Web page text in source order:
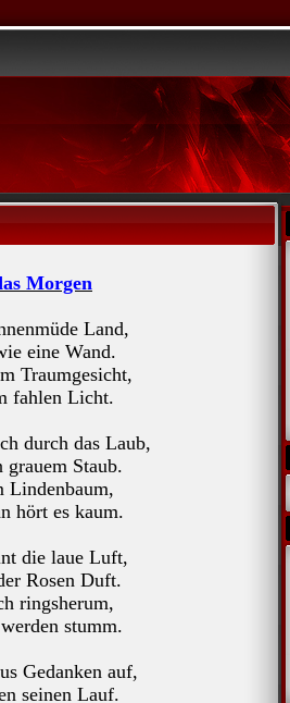
Morgen
Land,
eine Wand.
Traumgesicht,
fahlen Licht.
durch das Laub,
Staub.
Lindenbaum,
hört es kaum.
die laue Luft,
Rosen Duft.
ringsherum,
stumm.
Gedanken auf,
seinen Lauf.